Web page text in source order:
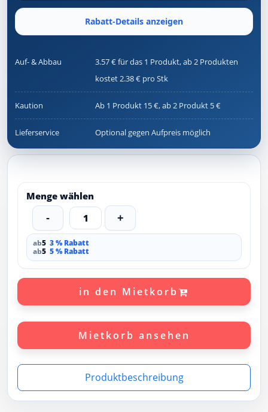
Rabatt-Details anzeigen
Auf- & Abbau
3.57 € für das 1 Produkt, ab 2 Produkten
kostet 2.38 € pro Stk
Kaution Ab 1 Produkt 15 €, ab 2 Produkt 5 €
Lieferservice Optional gegen Aufpreis möglich
Menge wählen
-
1 +
ab5 3 % Rabatt
ab5 5 % Rabatt
in den Mietkorb
Mietkorb ansehen
Produktbeschreibung